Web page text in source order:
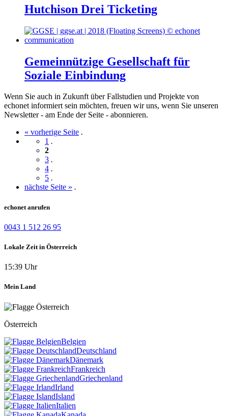
Hutchison Drei Ticketing
Gemeinnützige Gesellschaft für
Soziale Einbindung
Wenn Sie auch in Zukunft über Fallstudien und Projekte von
echonet informiert sein möchten, freuen wir uns, wenn Sie unseren
Newsletter - am Ende der Seite - abonnieren.
« vorherige Seite .
1 .
2
3 .
4 .
5 .
nächste Seite » .
echonet anrufen
0043 1 512 26 95
Lokale Zeit in Österreich
15:39 Uhr
Mein Land
Österreich
Belgien
Deutschland
Dänemark
Frankreich
Griechenland
Irland
Island
Italien